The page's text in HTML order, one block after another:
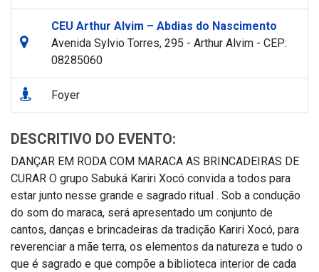
CEU Arthur Alvim – Abdias do Nascimento
Avenida Sylvio Torres, 295 - Arthur Alvim - CEP:
08285060
Foyer
DESCRITIVO DO EVENTO:
DANÇAR EM RODA COM MARACA AS BRINCADEIRAS DE
CURAR O grupo Sabuká Kariri Xocó convida a todos para
estar junto nesse grande e sagrado ritual . Sob a condução
do som do maraca, será apresentado um conjunto de
cantos, danças e brincadeiras da tradição Kariri Xocó, para
reverenciar a mãe terra, os elementos da natureza e tudo o
que é sagrado e que compõe a biblioteca interior de cada